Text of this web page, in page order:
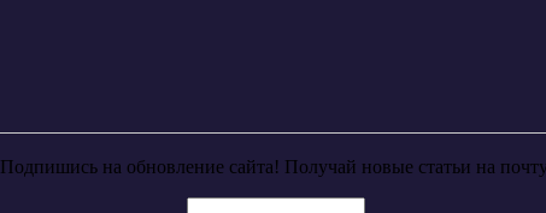
Подпишись на обновление сайта! Получай новые статьи на